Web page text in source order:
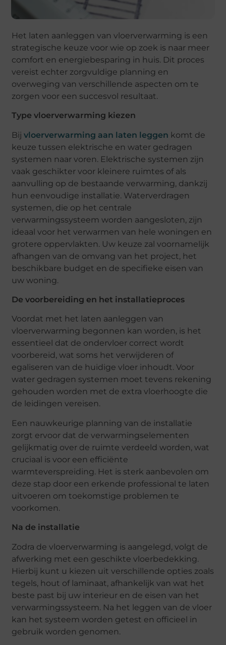
Het laten aanleggen van vloerverwarming is een
strategische keuze voor wie op zoek is naar meer
comfort en energiebesparing in huis. Dit proces
vereist echter zorgvuldige planning en
overweging van verschillende aspecten om te
zorgen voor een succesvol resultaat.
Type vloerverwarming kiezen
Bijvloerverwarming aan laten leggen komt de
keuze tussen elektrische en water gedragen
systemen naar voren. Elektrische systemen zijn
vaak geschikter voor kleinere ruimtes of als
aanvulling op de bestaande verwarming, dankzij
hun eenvoudige installatie. Waterverdragen
systemen, die op het centrale
verwarmingssysteem worden aangesloten, zijn
ideaal voor het verwarmen van hele woningen en
grotere oppervlakten. Uw keuze zal voornamelijk
afhangen van de omvang van het project, het
beschikbare budget en de specifieke eisen van
uw woning.
De voorbereiding en het installatieproces
Voordat met het laten aanleggen van
vloerverwarming begonnen kan worden, is het
essentieel dat de ondervloer correct wordt
voorbereid, wat soms het verwijderen of
egaliseren van de huidige vloer inhoudt. Voor
water gedragen systemen moet tevens rekening
gehouden worden met de extra vloerhoogte die
de leidingen vereisen.
Een nauwkeurige planning van de installatie
zorgt ervoor dat de verwarmingselementen
gelijkmatig over de ruimte verdeeld worden, wat
cruciaal is voor een efficiënte
warmteverspreiding. Het is sterk aanbevolen om
deze stap door een erkende professional te laten
uitvoeren om toekomstige problemen te
voorkomen.
Na de installatie
Zodra de vloerverwarming is aangelegd, volgt de
afwerking met een geschikte vloerbedekking.
Hierbij kunt u kiezen uit verschillende opties zoals
tegels, hout of laminaat, afhankelijk van wat het
beste past bij uw interieur en de eisen van het
verwarmingssysteem. Na het leggen van de vloer
kan het systeem worden getest en officieel in
gebruik worden genomen.